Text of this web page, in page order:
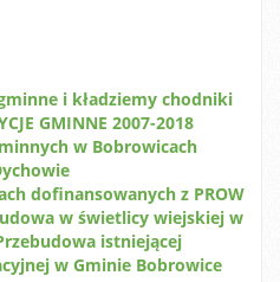
i kładziemy chodniki
GMINNE 2007-2018
w Bobrowicach
dofinansowanych z PROW
w świetlicy wiejskiej w
istniejącej
w Gminie Bobrowice